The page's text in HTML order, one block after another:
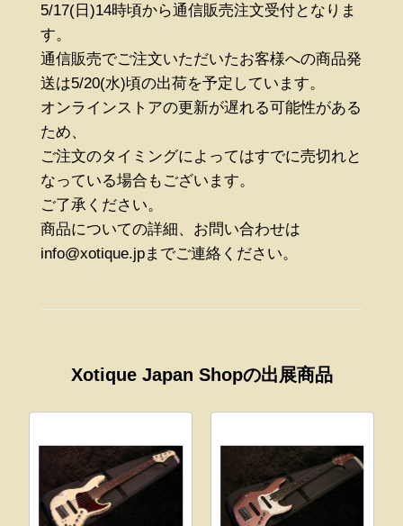
5/17(日)14時頃から通信販売注文受付となりま
す。
通信販売でご注文いただいたお客様への商品発
送は5/20(水)頃の出荷を予定しています。
オンラインストアの更新が遅れる可能性がある
ため、
ご注文のタイミングによってはすでに売切れと
なっている場合もございます。
ご了承ください。
商品についての詳細、お問い合わせは
info@xotique.jpまでご連絡ください。
Xotique Japan Shopの出展商品